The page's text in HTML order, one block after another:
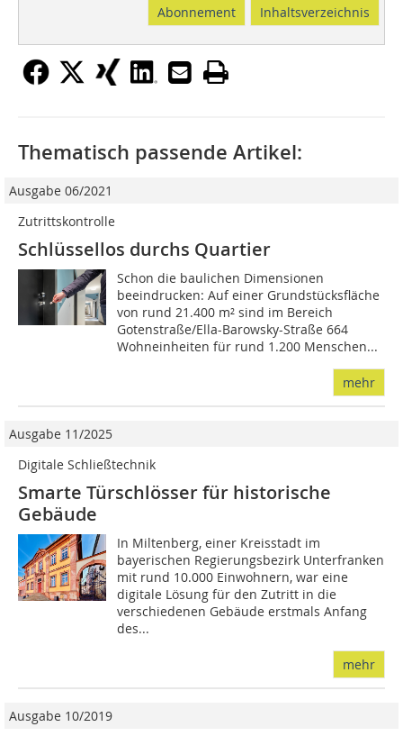
Abonnement Inhaltsverzeichnis
Thematisch passende Artikel:
Ausgabe 06/2021
Zutrittskontrolle
Schlüssellos durchs Quartier
Schon die baulichen Dimensionen
beeindrucken: Auf einer Grundstücksfläche
von rund 21.400 m² sind im Bereich
Gotenstraße/Ella-Barowsky-Straße 664
Wohneinheiten für rund 1.200 Menschen...
mehr
Ausgabe 11/2025
Digitale Schließtechnik
Smarte Türschlösser für historische
Gebäude
In Miltenberg, einer Kreisstadt im
bayerischen Regierungsbezirk Unterfranken
mit rund 10.000 Einwohnern, war eine
digitale Lösung für den Zutritt in die
verschiedenen Gebäude erstmals Anfang
des...
mehr
Ausgabe 10/2019